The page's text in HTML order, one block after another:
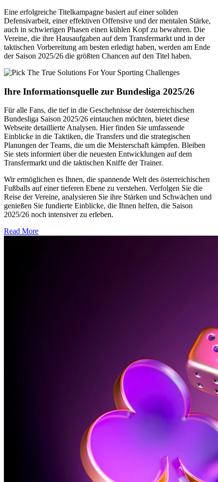
Eine erfolgreiche Titelkampagne basiert auf einer soliden
Defensivarbeit, einer effektiven Offensive und der mentalen Stärke,
auch in schwierigen Phasen einen kühlen Kopf zu bewahren. Die
Vereine, die ihre Hausaufgaben auf dem Transfermarkt und in der
taktischen Vorbereitung am besten erledigt haben, werden am Ende
der Saison 2025/26 die größten Chancen auf den Titel haben.
Ihre Informationsquelle zur Bundesliga 2025/26
Für alle Fans, die tief in die Geschehnisse der österreichischen
Bundesliga Saison 2025/26 eintauchen möchten, bietet diese
Webseite detaillierte Analysen. Hier finden Sie umfassende
Einblicke in die Taktiken, die Transfers und die strategischen
Planungen der Teams, die um die Meisterschaft kämpfen. Bleiben
Sie stets informiert über die neuesten Entwicklungen auf dem
Transfermarkt und die taktischen Kniffe der Trainer.
Wir ermöglichen es Ihnen, die spannende Welt des österreichischen
Fußballs auf einer tieferen Ebene zu verstehen. Verfolgen Sie die
Reise der Vereine, analysieren Sie ihre Stärken und Schwächen und
genießen Sie fundierte Einblicke, die Ihnen helfen, die Saison
2025/26 noch intensiver zu erleben.
Read More